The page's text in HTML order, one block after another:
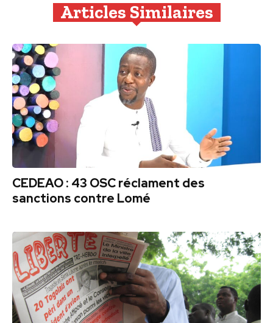
Articles Similaires
CEDEAO : 43 OSC réclament des
sanctions contre Lomé